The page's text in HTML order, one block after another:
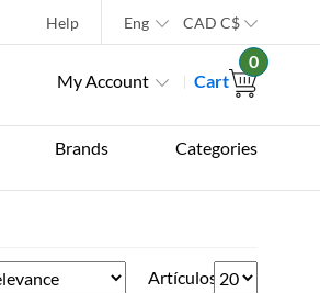
Help Eng CAD C$
My Account Cart
0
Brands Categories
Artículos